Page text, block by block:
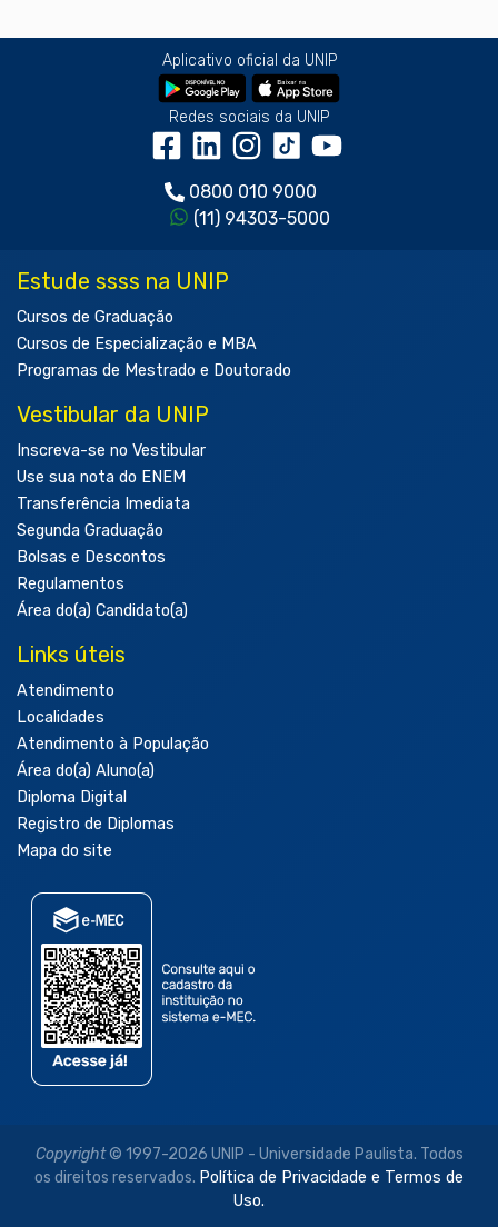
Aplicativo oficial da UNIP
Redes sociais da UNIP
0800 010 9000
(11) 94303-5000
Estude ssss na UNIP
Cursos de Graduação
Cursos de Especialização e MBA
Programas de Mestrado e Doutorado
Vestibular da UNIP
Inscreva-se no Vestibular
Use sua nota do ENEM
Transferência Imediata
Segunda Graduação
Bolsas e Descontos
Regulamentos
Área do(a) Candidato(a)
Links úteis
Atendimento
Localidades
Atendimento à População
Área do(a) Aluno(a)
Diploma Digital
Registro de Diplomas
Mapa do site
Copyright© 1997-2026 UNIP - Universidade Paulista. Todos
os direitos reservados. Política de Privacidade e Termos de
Uso.